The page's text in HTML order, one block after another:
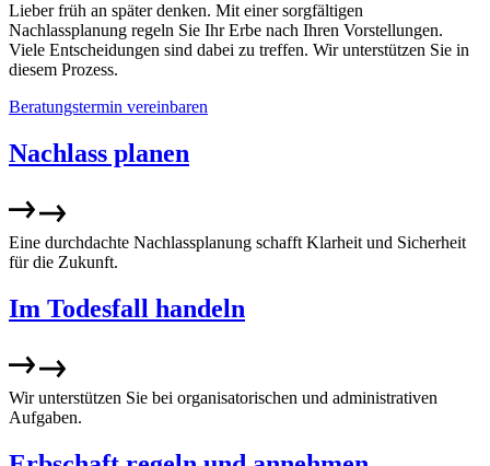
Lieber früh an später denken. Mit einer sorgfältigen
Nachlassplanung regeln Sie Ihr Erbe nach Ihren Vorstellungen.
Viele Entscheidungen sind dabei zu treffen. Wir unterstützen Sie in
diesem Prozess.
Beratungstermin vereinbaren
Nachlass planen
Eine durchdachte Nachlassplanung schafft Klarheit und Sicherheit
für die Zukunft.
Im Todesfall handeln
Wir unterstützen Sie bei organisatorischen und administrativen
Aufgaben.